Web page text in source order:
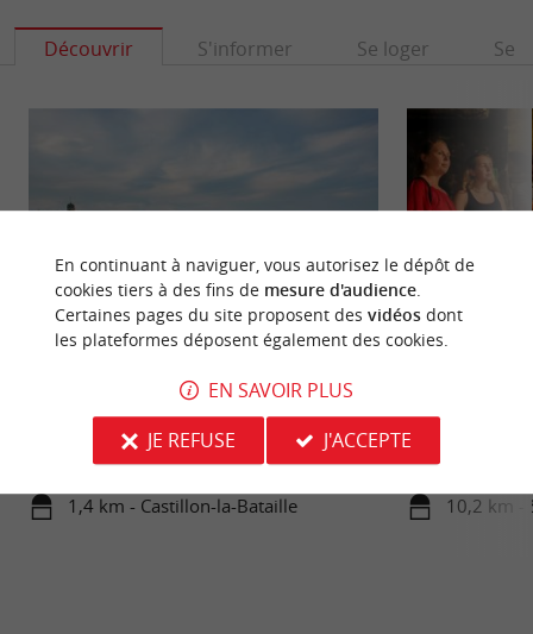
Découvrir S'informer Se loger Se
Ville historique de Castillon-la-Bataille
Castillon la Bataille est baignée par la rivière
Dordogne. La ...
1,4 km - Castillon-la-Bataille
datant du XIVᵉ
10,2 km -
En continuant à naviguer, vous autorisez le dépôt de
cookies tiers à des fins de mesure d'audience.
Certaines pages du site proposent des vidéosdont
les plateformes déposent également des cookies.
EN SAVOIR PLUS
JE REFUSE
J'ACCEPTE